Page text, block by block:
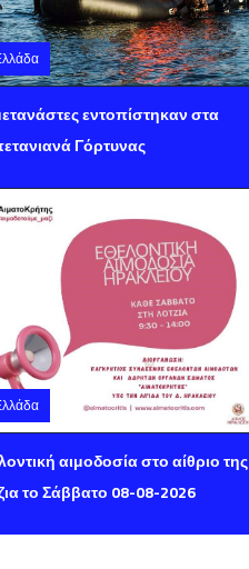
Παρασκευή 07 Αυγούστου 2026 15:40
εντοπίστηκαν στα
Γόρτυνας
Παρασκευή 07 Αυγούστου 2026 14:16
αιμοδοσία στο αίθριο της
το Σάββατο 08-08-2026